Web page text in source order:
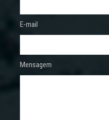
E-mail
Mensagem